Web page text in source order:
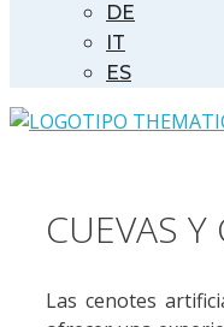
DE
IT
ES
CUEVAS Y
Las cenotes